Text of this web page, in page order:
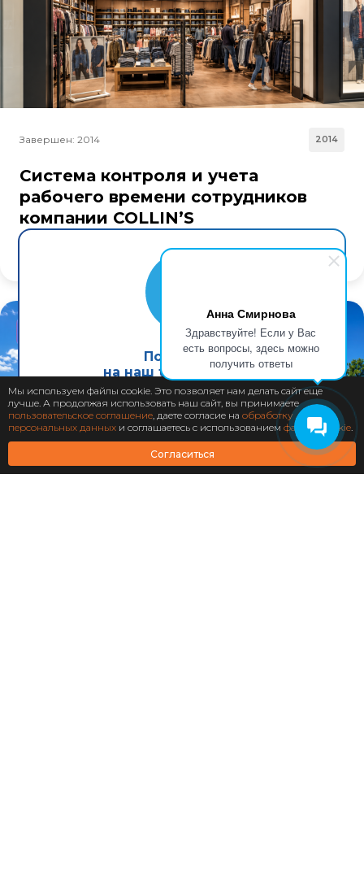
Анна Смирнова
Здравствуйте! Если у Вас
есть вопросы, здесь можно
получить ответы
Завершен: 2014 2014
Система контроля и учета
рабочего времени сотрудников
компании COLLIN’S
Центр космической связи «Медвежьи озера»
Подпишись
на наш telegram канал
Подписаться
Мы используем файлы cookie. Это позволяет нам делать сайт еще
лучше. А продолжая использовать наш сайт, вы принимаете
пользовательское соглашение, даете согласие на обработку
персональных данных и соглашаетесь с использованием файлов cookie.
Согласиться